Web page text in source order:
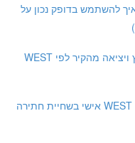
איך להשתמש בדופק נכון על
5.2 - 4-8X50 חתירה לימוד חץ ויציאה מהקיר לפי WEST
5.31- זווית בין אמה לזרוע לפי WEST אישי בשחיית חתירה